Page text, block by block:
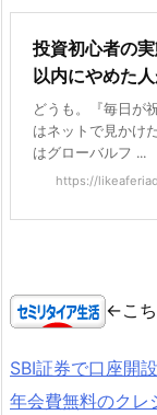
投資初心者の
以内にやめた
どうも。『毎日が
はネットで見かけ
はグローバルフ ...
https://
←こち
SBI証券で口座開設
年会費無料のクレ